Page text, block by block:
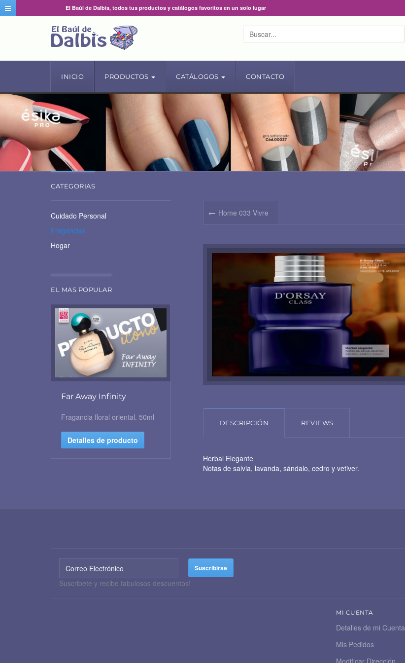
El Baúl de Dalbis, todos tus productos y catálogos favoritos en un solo lugar
INICIO PRODUCTOS CATÁLOGOS CONTACTO
Home 033 Vivre
DESCRIPCIÓN REVIEWS
Herbal Elegante
Notas de salvia, lavanda, sándalo, cedro y vetiver.
CATEGORIAS
Cuidado Personal
Fragancias
Hogar
EL MAS POPULAR
Far Away Infinity
Fragancia floral oriental. 50ml
Detalles de producto
Suscribete y recibe fabulosos descuentos!
MI CUENTA
Detalles de mi Cuenta
Mis Pedidos
Modificar Dirección